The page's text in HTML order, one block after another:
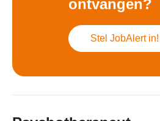
ontvangen?
Stel JobAlert in!